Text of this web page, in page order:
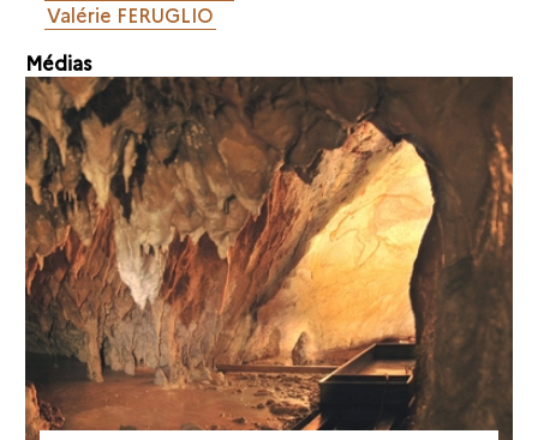
Valérie FERUGLIO
Médias